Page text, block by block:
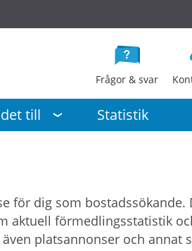
å
l
l
i
Frågor & svar
till Statistik
för dig som
aktuell förmedlingsstatistik
platsannonser och annat